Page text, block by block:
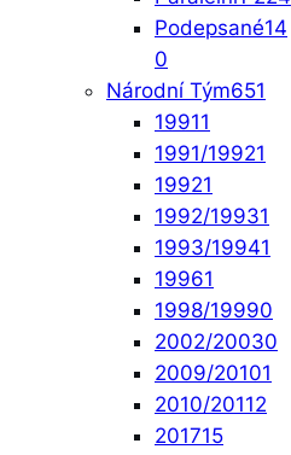
Podepsané14
0
Národní Tým651
19911
1991/19921
19921
1992/19931
1993/19941
19961
1998/19990
2002/20030
2009/20101
2010/20112
201715